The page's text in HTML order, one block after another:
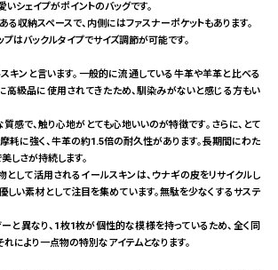
シェイプがポイントのバッグです。
収納スペースで、内側にはファスナーポケットもあります。
はバックルタイプでサイズ調節が可能です。
キンと言います。一般的に流通している牛革や羊革と比べる
高級品に使用されてきたため、馴染みがないと感じる方もい
感で、触り心地がとても心地いいのが特徴です。さらに、とて
耗に強く、牛革の約1.5倍の耐久性があります。長期間にわた
しさが持続します。
して活用されるイールスキンは、ウナギの皮をリサイクルし
しい素材として注目を集めています。無駄を少なくするサステ
と異なり、1枚1枚が個性的な模様を持っているため、全く同
れにより一点物の特別なアイテムとなります。